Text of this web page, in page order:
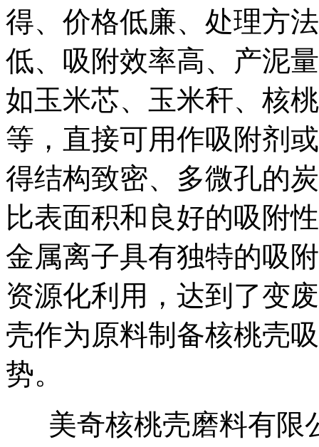
得、价格低廉、处理方
低、吸附效率高、产泥
如玉米芯、玉米秆、核
等，直接可用作吸附剂
得结构致密、多微孔的
比表面积和良好的吸附
金属离子具有独特的吸
资源化利用，达到了变
壳作为原料制备核桃壳
势。
美奇核桃壳磨料有限